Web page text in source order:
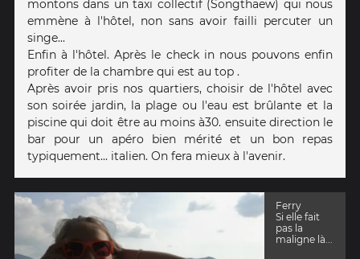
montons dans un taxi collectif (Songthaew) qui nous
emmène à l'hôtel, non sans avoir failli percuter un
singe...
Enfin à l'hôtel. Après le check in nous pouvons enfin
profiter de la chambre qui est au top .
Après avoir pris nos quartiers, choisir de l'hôtel avec
son soirée jardin, la plage ou l'eau est brûlante et la
piscine qui doit être au moins à30. ensuite direction le
bar pour un apéro bien mérité et un bon repas
typiquement... italien. On fera mieux à l'avenir.
Ferry
Si elle fait
pas la
maligne là...